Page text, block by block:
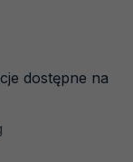
dostępne na